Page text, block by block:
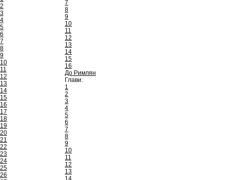
2
3
4
5
6
7
8
9
10
11
12
13
14
15
16
17
18
19
20
21
22
23
24
25
26
7
8
9
10
11
12
13
14
15
16
До Римлян
Глави:
1
2
3
4
5
6
7
8
9
10
11
12
13
14